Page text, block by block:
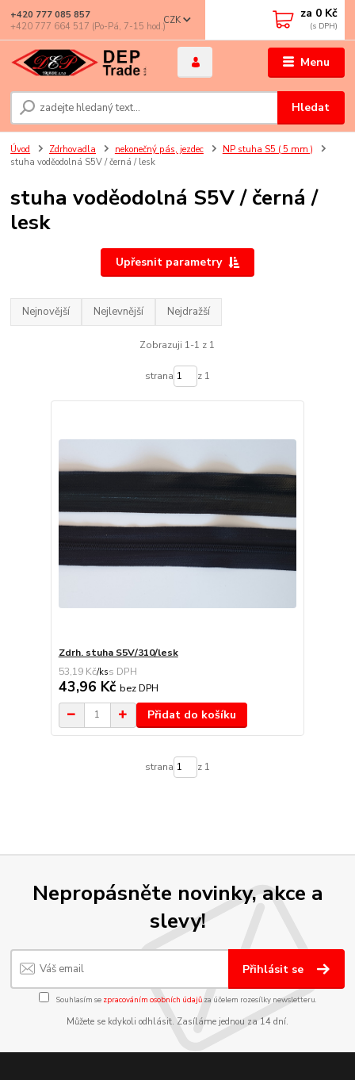
Menu
CZK
Hledat
+420 777 085 857
+420 777 664 517 (Po-Pá, 7-15 hod.)
za 0 Kč
Úvod Zdrhovadla nekonečný pás, jezdec
NP stuha S5 ( 5 mm )
stuha voděodolná S5V / černá / lesk
stuha voděodolná S5V / černá /
lesk
Upřesnit parametry
Nejnovější Nejlevnější Nejdražší
Zobrazuji 1-1 z 1
strana z 1
Zdrh. stuha S5V/310/lesk
53,19 Kč/ks
43,96 Kč bez DPH
Přidat do košíku
strana z 1
Nepropásněte novinky, akce a
slevy!
Přihlásit se
Souhlasím se zpracováním osobních údajůza účelem rozesílky newsletteru.
Můžete se kdykoli odhlásit. Zasíláme jednou za 14 dní.